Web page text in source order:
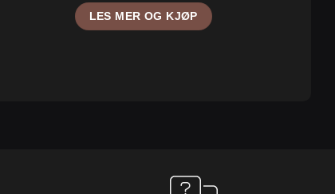
LES MER OG KJØP